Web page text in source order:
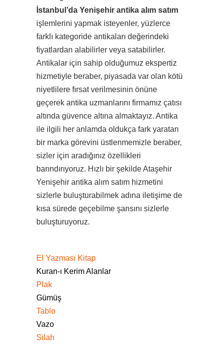
İstanbul’da Yenişehir antika alım satım
işlemlerini yapmak isteyenler, yüzlerce
farklı kategoride antikaları değerindeki
fiyatlardan alabilirler veya satabilirler.
Antikalar için sahip olduğumuz ekspertiz
hizmetiyle beraber, piyasada var olan kötü
niyetlilere fırsat verilmesinin önüne
geçerek antika uzmanlarını firmamız çatısı
altında güvence altına almaktayız. Antika
ile ilgili her anlamda oldukça fark yaratan
bir marka görevini üstlenmemizle beraber,
sizler için aradığınız özellikleri
barındırıyoruz. Hızlı bir şekilde Ataşehir
Yenişehir antika alım satım hizmetini
sizlerle buluşturabilmek adına iletişime de
kısa sürede geçebilme şansını sizlerle
buluşturuyoruz.
El Yazması Kitap
Kuran-ı Kerim Alanlar
Plak
Gümüş
Tablo
Vazo
Silah